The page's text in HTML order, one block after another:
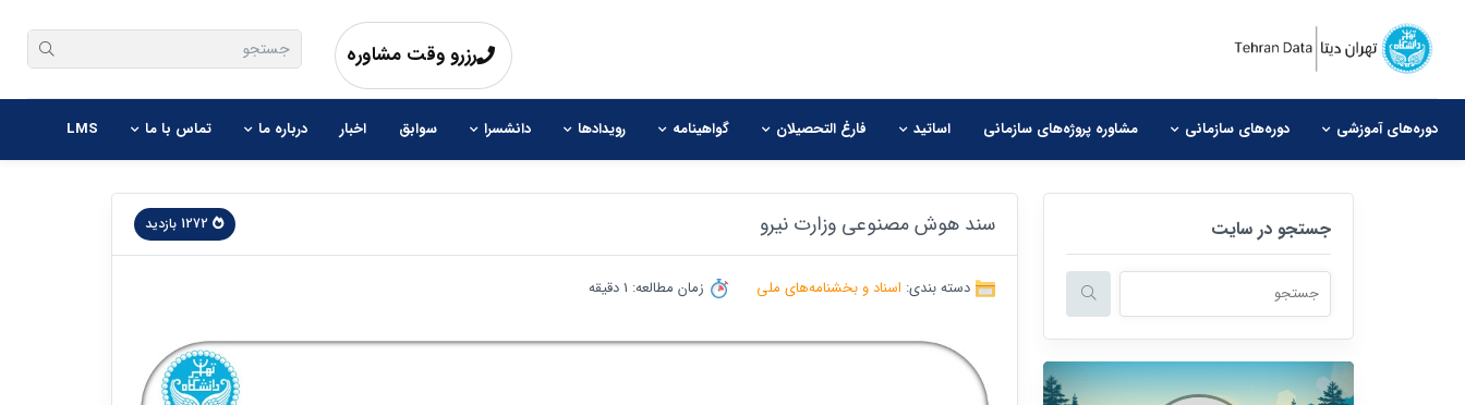
هنگامی که نتایج نمایش داده می شوند با رزرو وقت مشاوره
دوره‌های آموزشی دوره‌های سازمانی مشاوره‌ پروژه‌های سازمانی اساتید فارغ التحصیلان گواهینامه رویدادها دانشسرا سوابق اخبار درباره ما تماس با ما LMS
سند هوش مصنوعی وزارت نیرو
دسته بندی: اسناد و بخشنامه‌های ملی زمان مطالعه: 1 دقیقه
جستجو در سایت
هنگامی که نتایج نمایش داده می شوند با استفاده از فلش های بالا و پایین نتایج را مرور کنید. کاربران موبایل می توانید با لمس کردن بین نتایج جا به جا شوید.